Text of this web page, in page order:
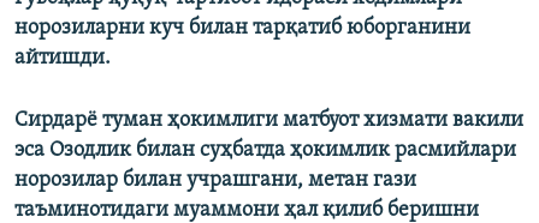
норозиларни куч билан тарқатиб ​юборганини
айтишди.
Сирдарё туман ҳокимлиги матбуот хизмати вакили
эса Озодлик билан суҳбатда ҳокимлик расмийлари
норозилар билан учрашгани, метан гази
таъминотидаги муаммони ҳал қилиб беришни